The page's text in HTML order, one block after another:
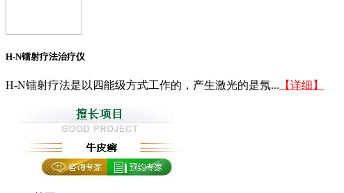
H-N镭射疗法治疗仪
H-N镭射疗法是以四能级方式工作的，产生激光的是氖... 【详细】